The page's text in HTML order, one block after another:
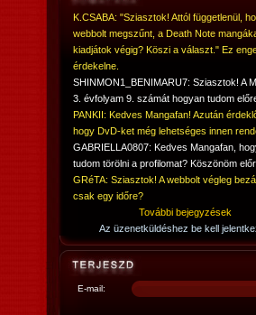
K.CSABA: "Sziasztok! Attól függetlenül,
webbolt megszűnt, a Death Note
kiadjátok végig? Köszi a választ." Ez
érdekelne.
SHINMON1_BENIMARU7: Sziasztok! A
3. évfolyam 9. számát hogyan tudom
PANKII: Kedves Mangafan! Azután
hogy DvD-ket még lehetséges innen
GABRIELLA0807: Kedves Mangafan,
tudom törölni a profilomat? Köszönöm
GRéTA: Sziasztok! A webbolt végleg
csak egy időre?
További bejegyzések
Az üzenetküldéshez be kell
E-mail: